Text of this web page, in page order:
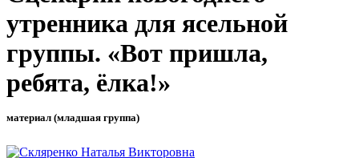
утренника для ясельной
группы. «Вот пришла,
ребята, ёлка!»
материал (младшая группа)